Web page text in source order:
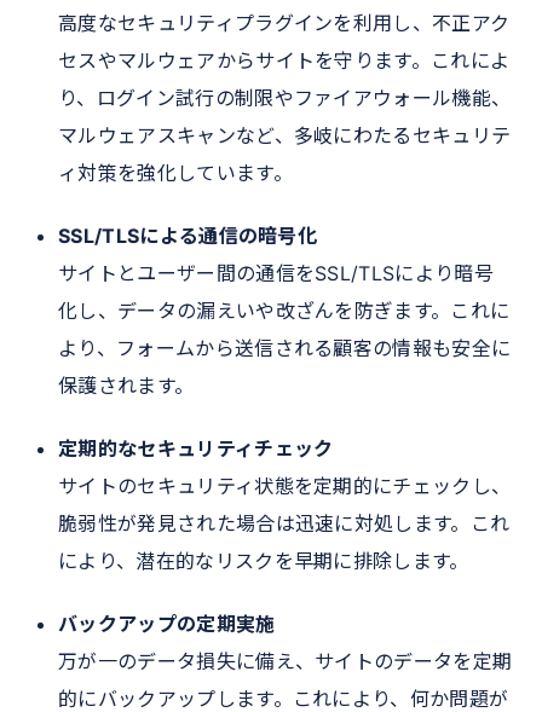
高度なセキュリティプラグインを利用し、不正アク
セスやマルウェアからサイトを守ります。これによ
り、ログイン試行の制限やファイアウォール機能、
マルウェアスキャンなど、多岐にわたるセキュリテ
ィ対策を強化しています。
SSL/TLSによる通信の暗号化
サイトとユーザー間の通信をSSL/TLSにより暗号
化し、データの漏えいや改ざんを防ぎます。これに
より、フォームから送信される顧客の情報も安全に
保護されます。
定期的なセキュリティチェック
サイトのセキュリティ状態を定期的にチェックし、
脆弱性が発見された場合は迅速に対処します。これ
により、潜在的なリスクを早期に排除します。
バックアップの定期実施
万が一のデータ損失に備え、サイトのデータを定期
的にバックアップします。これにより、何か問題が